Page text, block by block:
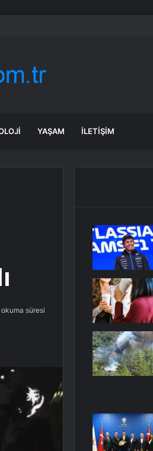
YAŞAM İLETIŞIM
süresi